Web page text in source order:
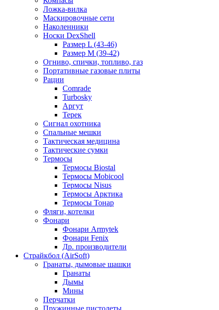
Ложка-вилка
Маскировочные сети
Наколенники
Носки DexShell
Размер L (43-46)
Размер M (39-42)
Огниво, спички, топливо, газ
Портативные газовые плиты
Рации
Comrade
Turbosky
Аргут
Терек
Сигнал охотника
Спальные мешки
Тактическая медицина
Тактические сумки
Термосы
Термосы Biostal
Термосы Mobicool
Термосы Nisus
Термосы Арктика
Термосы Тонар
Фляги, котелки
Фонари
Фонари Armytek
Фонари Fenix
Др. производители
Страйкбол (AirSoft)
Гранаты, дымовые шашки
Гранаты
Дымы
Мины
Перчатки
Пружинные пистолеты